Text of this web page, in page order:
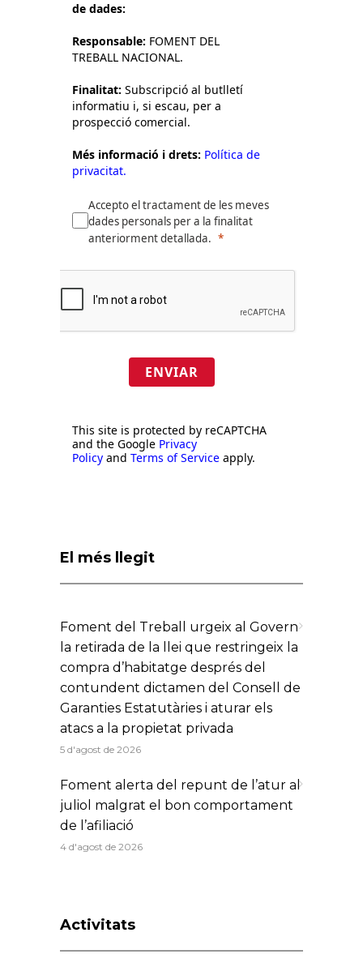
de dades:
Responsable: FOMENT DEL
TREBALL NACIONAL.
Finalitat: Subscripció al butlletí
informatiu i, si escau, per a
prospecció comercial.
Més informació i drets: Política de
privacitat.
Accepto el tractament de les meves
dades personals per a la finalitat
anteriorment detallada.
ENVIAR
This site is protected by reCAPTCHA
and the Google Privacy
Policy and Terms of Service apply.
El més llegit
Foment del Treball urgeix al Govern
la retirada de la llei que restringeix la
compra d’habitatge després del
contundent dictamen del Consell de
Garanties Estatutàries i aturar els
atacs a la propietat privada
5 d'agost de 2026
Foment alerta del repunt de l’atur al
juliol malgrat el bon comportament
de l’afiliació
4 d'agost de 2026
Activitats